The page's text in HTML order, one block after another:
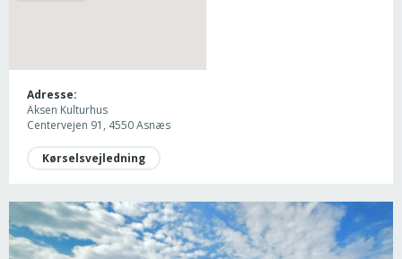
Adresse:
Aksen Kulturhus
Centervejen 91, 4550 Asnæs
Kørselsvejledning